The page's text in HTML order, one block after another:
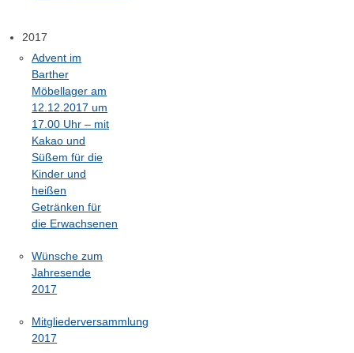
2017
Advent im
Barther
Möbellager am
12.12.2017 um
17.00 Uhr – mit
Kakao und
Süßem für die
Kinder und
heißen
Getränken für
die Erwachsenen
Wünsche zum
Jahresende
2017
Mitgliederversammlung
2017